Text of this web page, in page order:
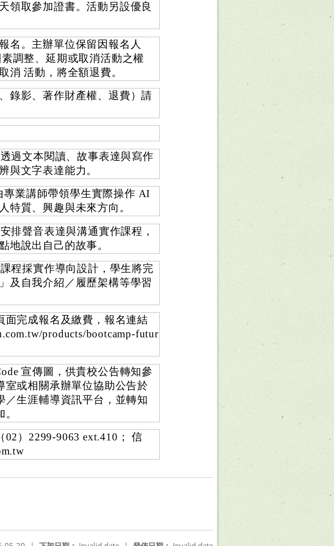
領取參加證書。活動另設優良
名。主辦單位保留因報名人
調整、延期或取消活動之權
消 活動，將全額退費。
錄影、著作財產權、退費）請
過文本閱讀、故事表達與寫作
與文字表達能力。
業講師帶領學生實際操作 AI
特質、興趣與未來方向。
排聲音表達與溝通實作課程，
地說出自己的故事。
程採實作導向設計，學生將完
及自我介紹／履歷架構等學習
面完成報名及繳費，報名連結
products/bootcamp-futur
宣傳圖，供貴校公告轉知參
室或相關承辦單位協助公告於
生涯輔導資訊平台，並轉知
）2299-9063 ext.410； 信